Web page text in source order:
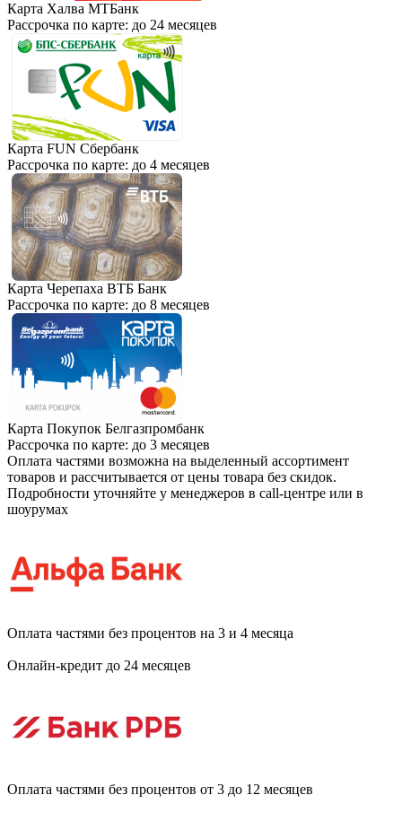
Карта Халва МТБанк
Рассрочка по карте: до 24 месяцев
Карта FUN Сбербанк
Рассрочка по карте: до 4 месяцев
Карта Черепаха ВТБ Банк
Рассрочка по карте: до 8 месяцев
Карта Покупок Белгазпромбанк
Рассрочка по карте: до 3 месяцев
Оплата частями возможна на выделенный ассортимент
товаров и рассчитывается от цены товара без скидок.
Подробности уточняйте у менеджеров в call-центре или в
шоурумах
Оплата частями без процентов на 3 и 4 месяца
Онлайн-кредит до 24 месяцев
Оплата частями без процентов от 3 до 12 месяцев